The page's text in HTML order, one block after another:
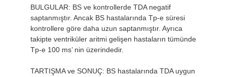
BULGULAR: BS ve kontrollerde TDA negatif
saptanmıştır. Ancak BS hastalarında Tp-e süresi
kontrollere göre daha uzun saptanmıştır. Ayrıca
takipte ventriküler aritmi gelişen hastaların tümünde
Tp-e 100 ms’ nin üzerindedir.
TARTIŞMA ve SONUÇ: BS hastalarında TDA uygun